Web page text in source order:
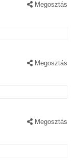
Megosztás
Megosztás
Megosztás